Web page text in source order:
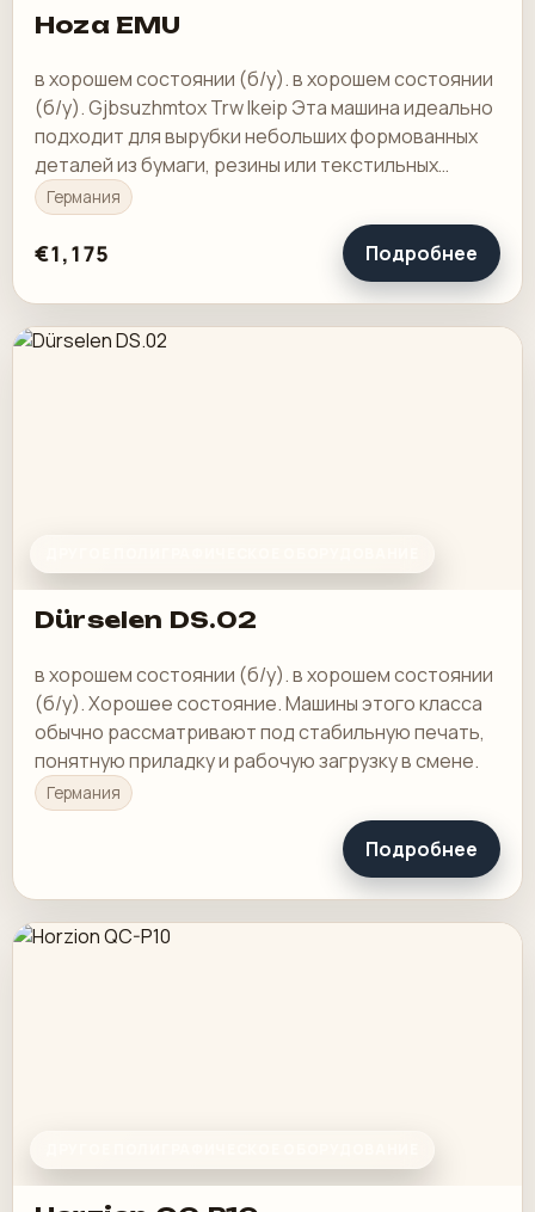
Hoza EMU
в хорошем состоянии (б/у). в хорошем состоянии
(б/у). Gjbsuzhmtox Trw Ikeip Эта машина идеально
подходит для вырубки небольших формованных
деталей из бумаги, резины или текстильных
изделий. Он обладает высокой прижимной силой
и…
Германия
€1,175 Подробнее
Dürselen DS.02
в хорошем состоянии (б/у). в хорошем состоянии
(б/у). Хорошее состояние. Машины этого класса
обычно рассматривают под стабильную печать,
понятную приладку и рабочую загрузку в смене.
Германия
Подробнее